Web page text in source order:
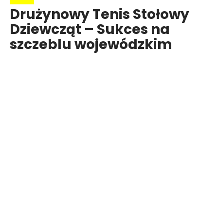
Drużynowy Tenis Stołowy
Dziewcząt – Sukces na
szczeblu wojewódzkim